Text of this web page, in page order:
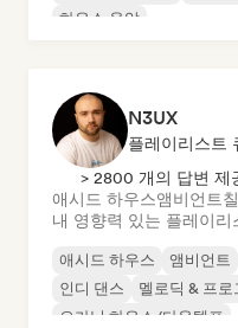
하우스 음악
N3UX
플레이리스트
> 2800 개의 답변 제
애시드 하우스앰비언트
내 영향력 있는 플레이
애시드 하우스 앰비언트
인디 댄스
멜로딕 & 프
오가닉 하우스/다운템포